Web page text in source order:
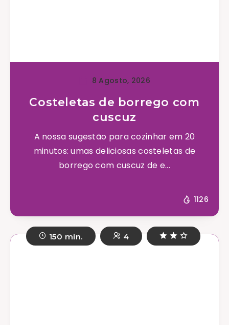
8 Agosto, 2026
Costeletas de borrego com
cuscuz
A nossa sugestão para cozinhar em 20
minutos: umas deliciosas costeletas de
borrego com cuscuz de e...
1126
150 min. 4